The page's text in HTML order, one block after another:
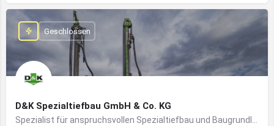
D&K Spezialtiefbau GmbH & Co. KG
Geschlossen